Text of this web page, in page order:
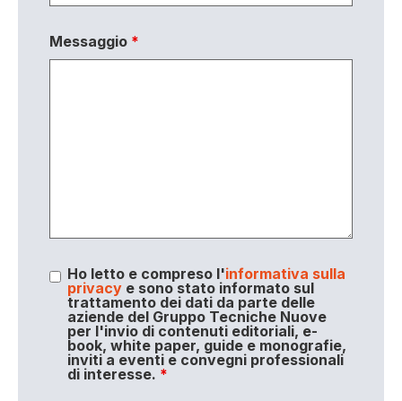
Messaggio *
Ho letto e compreso l'informativa sulla
privacye sono stato informato sul
trattamento dei dati da parte delle
aziende del Gruppo Tecniche Nuove
per l'invio di contenuti editoriali, e-
book, white paper, guide e monografie,
inviti a eventi e convegni professionali
di interesse. *